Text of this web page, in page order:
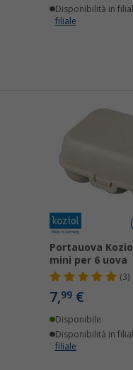
Disponibilità in
filiale
Portauova
mini per 6 uova
(3)
7,99 €
Disponibile
Disponibilità in
filiale